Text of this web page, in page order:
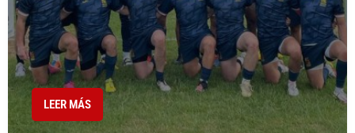
LEER MÁS